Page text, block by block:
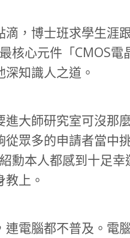
，博士班求學生涯
核心元件「CMOS
知識人之道。
大師研究室可沒那
眾多的申請者當中
勳本人都感到十足
上。
電腦都不普及。電